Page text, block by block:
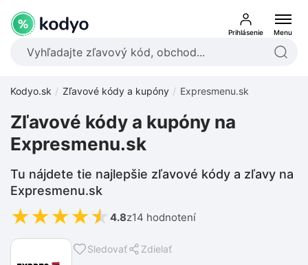
Prihlásenie Menu
Kodyo.sk Zľavové kódy a kupóny Expresmenu.sk
Sledovať Zdielať
Zľavové kódy a kupóny na
Expresmenu.sk
Tu nájdete tie najlepšie zľavové kódy a zľavy na
Expresmenu.sk
★★★★★ 4.8z14 hodnotení